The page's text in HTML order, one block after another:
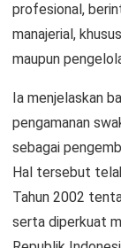
profesional,
manajerial,
maupun
Ia menjelaskan
pengamanan
sebagai
Hal tersebut
Tahun 2002
serta diperkuat